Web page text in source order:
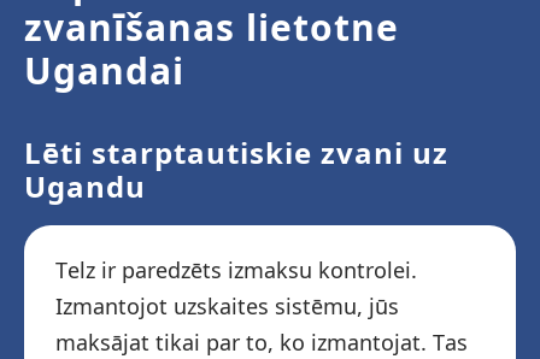
zvanīšanas lietotne
Ugandai
Lēti starptautiskie zvani uz
Ugandu
Telz ir paredzēts izmaksu kontrolei.
Izmantojot uzskaites sistēmu, jūs
maksājat tikai par to, ko izmantojat. Tas